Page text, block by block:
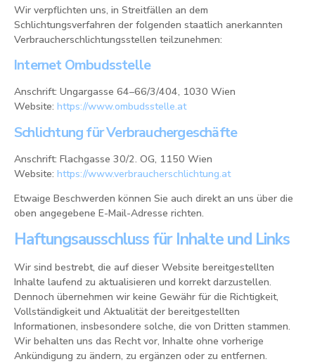
Wir verpflichten uns, in Streitfällen an dem
Schlichtungsverfahren der folgenden staatlich anerkannten
Verbraucherschlichtungsstellen teilzunehmen:
Internet Ombudsstelle
Anschrift: Ungargasse 64–66/3/404, 1030 Wien
Website: https://www.ombudsstelle.at
Schlichtung für Verbrauchergeschäfte
Anschrift: Flachgasse 30/2. OG, 1150 Wien
Website: https://www.verbraucherschlichtung.at
Etwaige Beschwerden können Sie auch direkt an uns über die
oben angegebene E-Mail-Adresse richten.
Haftungsausschluss für Inhalte und Links
Wir sind bestrebt, die auf dieser Website bereitgestellten
Inhalte laufend zu aktualisieren und korrekt darzustellen.
Dennoch übernehmen wir keine Gewähr für die Richtigkeit,
Vollständigkeit und Aktualität der bereitgestellten
Informationen, insbesondere solche, die von Dritten stammen.
Wir behalten uns das Recht vor, Inhalte ohne vorherige
Ankündigung zu ändern, zu ergänzen oder zu entfernen.